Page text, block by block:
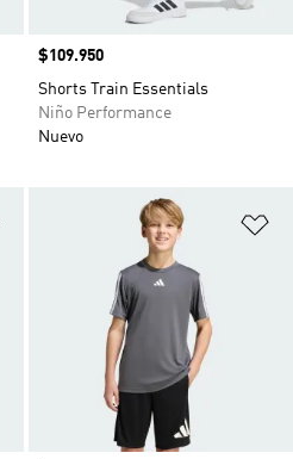
Precio
$109.950
Shorts Train Essentials
Niño Performance
Nuevo
Añadir a la lista de deseos